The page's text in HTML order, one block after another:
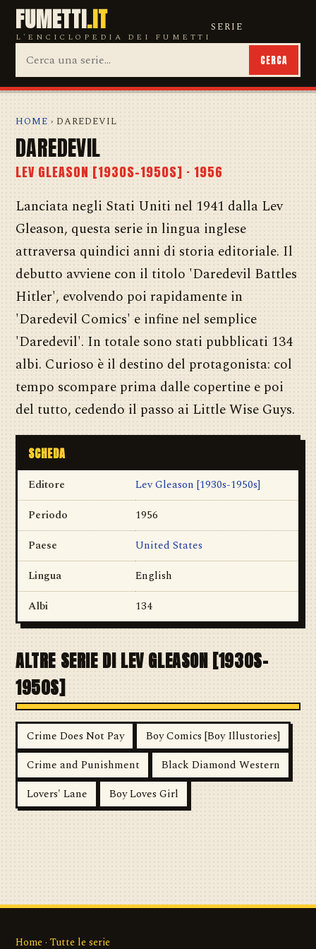
FUMETTI.IT
L'ENCICLOPEDIA DEI FUMETTI
SERIE
CERCA
HOME › DAREDEVIL
DAREDEVIL
LEV GLEASON [1930S-1950S] · 1956
Lanciata negli Stati Uniti nel 1941 dalla Lev
Gleason, questa serie in lingua inglese
attraversa quindici anni di storia editoriale. Il
debutto avviene con il titolo 'Daredevil Battles
Hitler', evolvendo poi rapidamente in
'Daredevil Comics' e infine nel semplice
'Daredevil'. In totale sono stati pubblicati 134
albi. Curioso è il destino del protagonista: col
tempo scompare prima dalle copertine e poi
del tutto, cedendo il passo ai Little Wise Guys.
SCHEDA
Editore
Lev Gleason [1930s-1950s]
Periodo
1956
Paese
United States
Lingua
English
Albi
134
ALTRE SERIE DI LEV GLEASON [1930S-
1950S]
Crime Does Not Pay
Boy Comics [Boy Illustories]
Crime and Punishment
Black Diamond Western
Lovers' Lane
Boy Loves Girl
Home · Tutte le serie